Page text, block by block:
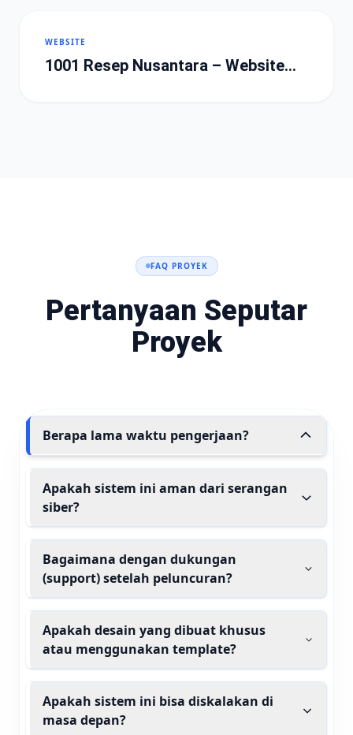
WEBSITE
1001 Resep Nusantara – Website
FAQ PROYEK
Pertanyaan Seputar
Proyek
Berapa lama waktu pengerjaan?
Apakah sistem ini aman dari serangan
siber?
Bagaimana dengan dukungan
(support) setelah peluncuran?
Apakah desain yang dibuat khusus
atau menggunakan template?
Apakah sistem ini bisa diskalakan di
masa depan?